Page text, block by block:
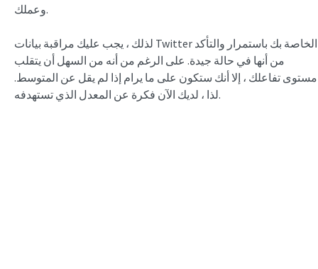
وعملك.
لذلك ، يجب عليك مراقبة بيانات Twitter الخاصة بك باستمرار والتأكد
من أنها في حالة جيدة. على الرغم من أنه من السهل أن يتقلب
مستوى تفاعلك ، إلا أنك ستكون على ما يرام إذا لم يقل عن المتوسط.
لذا ، لديك الآن فكرة عن المعدل الذي تستهدفه.